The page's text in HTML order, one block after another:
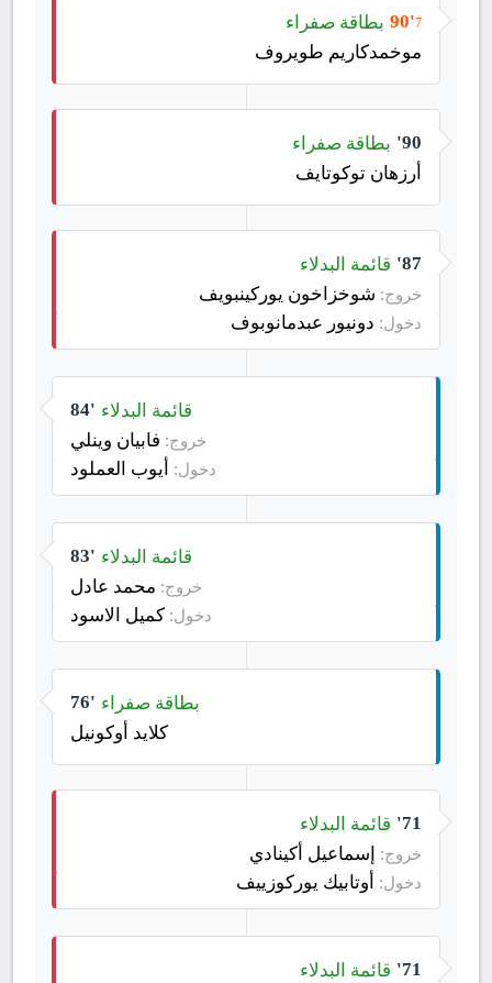
90'7
بطاقة صفراء
موخمدكاريم طويروف
90' بطاقة صفراء
أرزهان توكوتايف
87' قائمة البدلاء
خروج: شوخزاخون يوركينبويف
دخول: دونيور عبدمانوبوف
84' قائمة البدلاء
خروج: فابيان وينلي
دخول: أيوب العملود
83' قائمة البدلاء
خروج: محمد عادل
دخول: كميل الاسود
76' بطاقة صفراء
كلايد أوكونيل
71' قائمة البدلاء
خروج: إسماعيل أكينادي
دخول: أوتابيك يوركوزييف
71' قائمة البدلاء